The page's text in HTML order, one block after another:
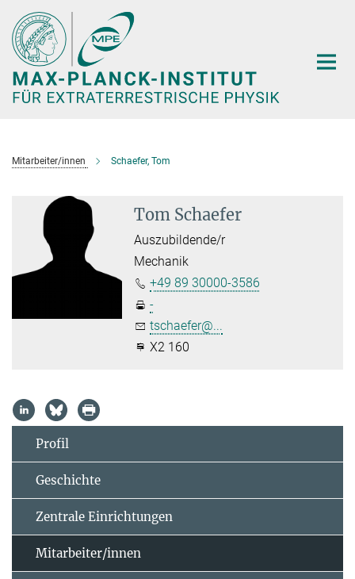
Hauptinhalt
Mitarbeiter/innen Schaefer, Tom
Tom Schaefer
Auszubildende/r
Mechanik
+49 89 30000-3586
-
tschaefer@...
X2 160
Profil
Geschichte
Zentrale Einrichtungen
Mitarbeiter/innen